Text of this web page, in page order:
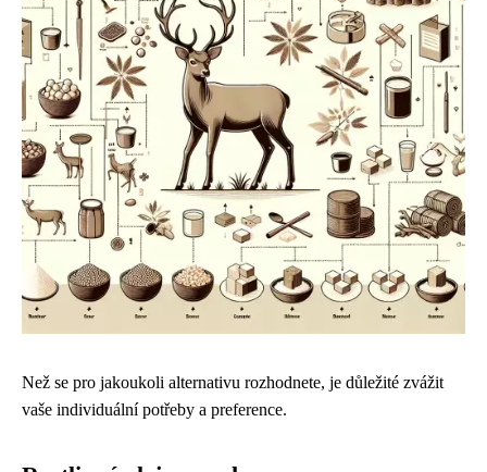
Než se pro jakoukoli alternativu rozhodnete, je důležité zvážit
vaše individuální potřeby a preference.